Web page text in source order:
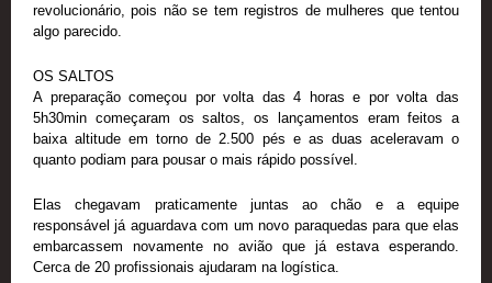
revolucionário, pois não se tem registros de mulheres que tentou
algo parecido.
OS SALTOS
A preparação começou por volta das 4 horas e por volta das
5h30min começaram os saltos, os lançamentos eram feitos a
baixa altitude em torno de 2.500 pés e as duas aceleravam o
quanto podiam para pousar o mais rápido possível.
Elas chegavam praticamente juntas ao chão e a equipe
responsável já aguardava com um novo paraquedas para que elas
embarcassem novamente no avião que já estava esperando.
Cerca de 20 profissionais ajudaram na logística.